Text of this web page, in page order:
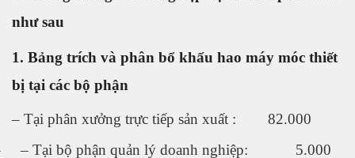
như sau
1. Bảng trích và phân bổ khấu hao máy móc thiết
bị tại các bộ phận
– Tại phân xưởng trực tiếp sản xuất : 82.000
– Tại bộ phận quản lý doanh nghiệp: 5.000